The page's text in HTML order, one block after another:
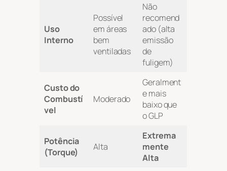
Uso
Interno
Possível
em áreas
bem
ventiladas
Não
recomend
ado (alta
emissão
de
fuligem)
Custo do
Combustí
vel
Moderado
Geralment
e mais
baixo que
o GLP
Potência
(Torque)
Alta
Extrema
mente
Alta